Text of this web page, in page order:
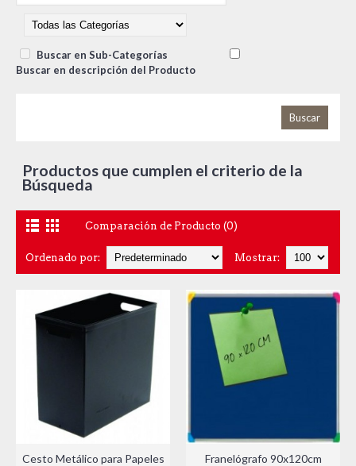
Buscar en Sub-Categorías
Buscar en descripción del Producto
Productos que cumplen el criterio de la
Búsqueda
Comparación de Producto (0)
Mostrar:
Ordenado por:
Cesto Metálico para Papeles Franelógrafo 90x120cm